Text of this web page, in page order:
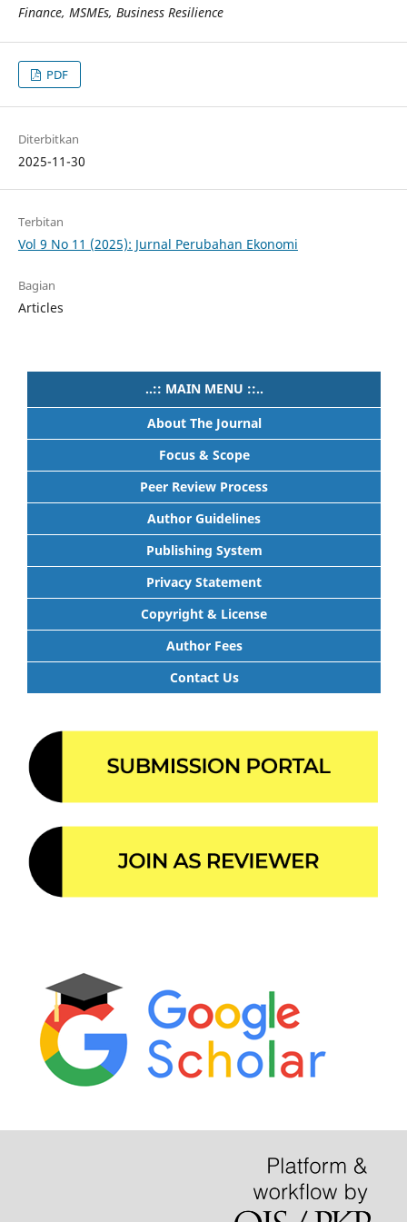
Finance, MSMEs, Business Resilience
PDF
Diterbitkan
2025-11-30
Terbitan
Vol 9 No 11 (2025): Jurnal Perubahan Ekonomi
Bagian
Articles
..:: MAIN MENU ::..
About The Journal
Focus & Scope
Peer Review Process
Author Guidelines
Publishing System
Privacy Statement
Copyright & License
Author Fees
Contact Us